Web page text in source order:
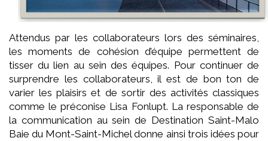
Attendus par les collaborateurs lors des séminaires,
les moments de cohésion d’équipe permettent de
tisser du lien au sein des équipes. Pour continuer de
surprendre les collaborateurs, il est de bon ton de
varier les plaisirs et de sortir des activités classiques
comme le préconise Lisa Fonlupt. La responsable de
la communication au sein de Destination Saint-Malo
Baie du Mont-Saint-Michel donne ainsi trois idées pour